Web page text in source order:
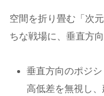
空間を折り畳む「次
ちな戦場に、垂直方
垂直方向のポジ
高低差を無視し